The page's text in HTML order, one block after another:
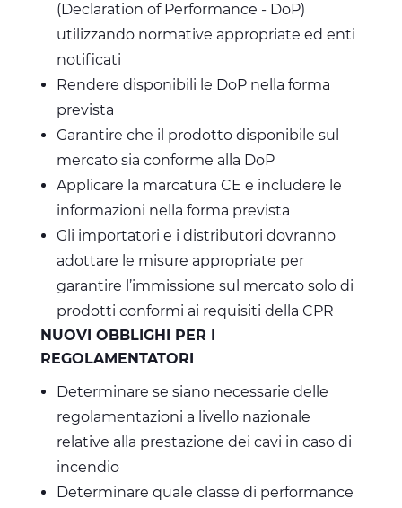
(Declaration of Performance - DoP)
utilizzando normative appropriate ed enti
notificati
Rendere disponibili le DoP nella forma
prevista
Garantire che il prodotto disponibile sul
mercato sia conforme alla DoP
Applicare la marcatura CE e includere le
informazioni nella forma prevista
Gli importatori e i distributori dovranno
adottare le misure appropriate per
garantire l’immissione sul mercato solo di
prodotti conformi ai requisiti della CPR
NUOVI OBBLIGHI PER I
REGOLAMENTATORI
Determinare se siano necessarie delle
regolamentazioni a livello nazionale
relative alla prestazione dei cavi in caso di
incendio
Determinare quale classe di performance